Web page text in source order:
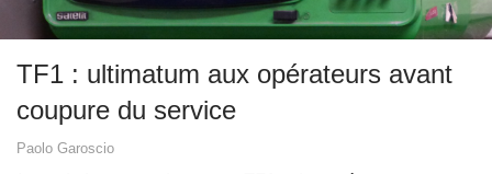
TF1 : ultimatum aux opérateurs avant
coupure du service
Paolo Garoscio